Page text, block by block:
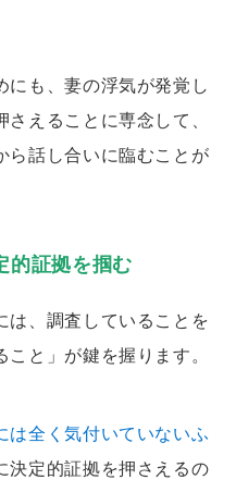
にも、妻の浮気が発覚し
えることに専念して、
ら話し合いに臨むことが
的証拠を掴む
は、調査していることを
と」が鍵を握ります。
は全く気付いていないふ
決定的証拠を押さえるの